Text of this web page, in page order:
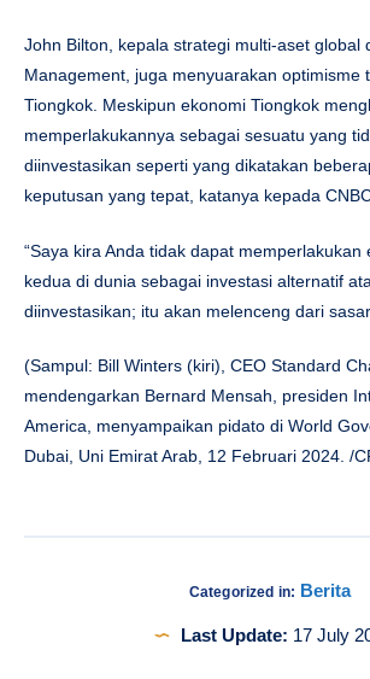
John Bilton, kepala strategi multi-aset global
Management, juga menyuarakan optimisme
Tiongkok. Meskipun ekonomi Tiongkok
memperlakukannya sebagai sesuatu yang
diinvestasikan seperti yang dikatakan
keputusan yang tepat, katanya kepada
“Saya kira Anda tidak dapat memperlakukan
kedua di dunia sebagai investasi alternatif
diinvestasikan; itu akan melenceng dari
(Sampul: Bill Winters (kiri), CEO Standard
mendengarkan Bernard Mensah, presiden
America, menyampaikan pidato di World
Dubai, Uni Emirat Arab, 12 Februari 2024. /
Categorized in: Berita
Last Update: 17 July